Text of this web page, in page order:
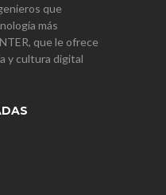
que
más
que le ofrece
y cultura digital